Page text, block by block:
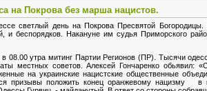
на Покрова без марша нацистов.
светлый день на Покрова Пресвятой
и беспорядков. Накануне им судья Приморского
в 08.00 утра митинг Партии Регионов (ПР). Тысячи
местных советов. Алексей Гончаренко
на украинские нацистские общественные
призывы положить конец оранжевому нацизму
в